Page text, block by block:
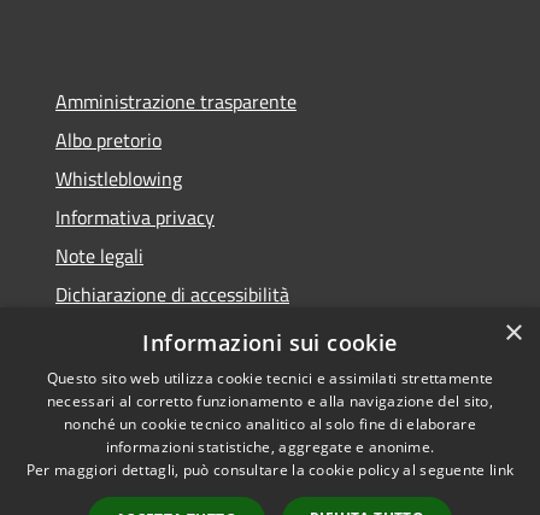
Amministrazione trasparente
Albo pretorio
Whistleblowing
Informativa privacy
Note legali
Dichiarazione di accessibilità
Obiettivi di accessibilità
Accessibilità
Copyright © 2026 • Comune di
Vigonza • Powered by
×
Informazioni sui cookie
Questo sito web utilizza cookie tecnici e assimilati strettamente
necessari al corretto funzionamento e alla navigazione del sito,
nonché un cookie tecnico analitico al solo fine di elaborare
informazioni statistiche, aggregate e anonime.
Per maggiori dettagli, può consultare la cookie policy al seguente link